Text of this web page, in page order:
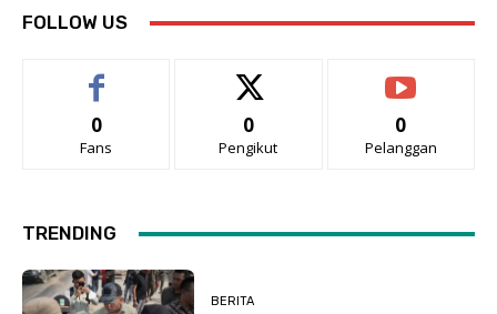
FOLLOW US
0
Fans
0
Pengikut
0
Pelanggan
TRENDING
BERITA